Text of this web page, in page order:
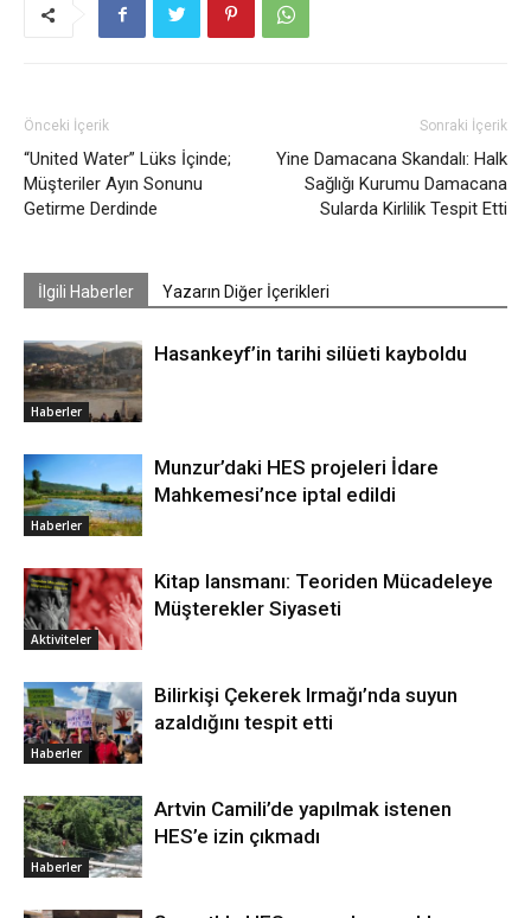
Önceki İçerik
“United Water” Lüks İçinde;
Müşteriler Ayın Sonunu
Getirme Derdinde
Sonraki İçerik
Yine Damacana Skandalı: Halk
Sağlığı Kurumu Damacana
Sularda Kirlilik Tespit Etti
İlgili Haberler Yazarın Diğer İçerikleri
Haberler
Hasankeyf’in tarihi silüeti kayboldu
Haberler
Munzur’daki HES projeleri İdare
Mahkemesi’nce iptal edildi
Aktiviteler
Kitap lansmanı: Teoriden Mücadeleye
Müşterekler Siyaseti
Haberler
Bilirkişi Çekerek Irmağı’nda suyun
azaldığını tespit etti
Haberler
Artvin Camili’de yapılmak istenen
HES’e izin çıkmadı